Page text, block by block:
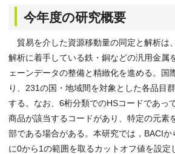
今年度の研究概要
貿易を介した資源移動量の同定と解析は
解析に着手している鉄・銅などの汎用金属
ェーンデータの整備と精緻化を進める。国
り、231の国・地域間を対象とした各品目
する。なお、6桁分類でのHSコードであっ
商品が該当するコードがあり、特定の元素
部である場合がある。本研究では，BACI
に0から1の範囲を取るカットオフ値を設定